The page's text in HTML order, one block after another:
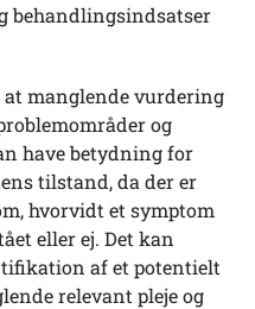
behandlingsindsatser
at manglende vurdering
og
have betydning for
tilstand, da der er
hvorvidt et symptom
eller ej. Det kan
af et potentielt
relevant pleje og